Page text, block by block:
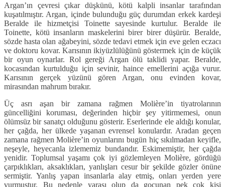
Argan’ın çevresi çıkar düşkünü, kötü kalpli insanlar tarafından
kuşatılmıştır. Argan, içinde bulunduğu güç durumdan erkek kardeşi
Beralde ile hizmetçisi Toinette sayesinde kurtulur. Beralde ile
Toinette, kötü insanların maskelerini birer birer düşürür. Beralde,
sözde hasta olan ağabeyini, sözde tedavi etmek için eve gelen eczacı
ve doktoru kovar. Karısının ikiyüzlülüğünü göstermek için de küçük
bir oyun oynarlar. Rol gereği Argan ölü taklidi yapar. Beralde,
kocasından kurtulduğu için sevinir, haince emellerini açığa vurur.
Karısının gerçek yüzünü gören Argan, onu evinden kovar,
mirasından mahrum bırakır.
Üç asrı aşan bir zamana rağmen Molière’in tiyatrolarının
güncelliğini koruması, değerinden hiçbir şey yitirmemesi, onun
ölümsüz bir sanatçı olduğunu gösterir. Eserlerinde ele aldığı konular,
her çağda, her ülkede yaşanan evrensel konulardır. Aradan geçen
zamana rağmen Molière’in oyunlarını bugün hiç sıkılmadan keyifle,
neşeyle, heyecanla izlememiz bundandır. Eskimemiştir, her çağda
yenidir. Toplumsal yaşamı çok iyi gözlemleyen Molière, gördüğü
çarpıklıkları, aksaklıkları, yanlışları cesur bir şekilde gözler önüne
sermiştir. Yanlış yapan insanlarla alay etmiş, onları yerden yere
vurmuştur. Bu nedenle yarası olup da gocunan pek çok kişi